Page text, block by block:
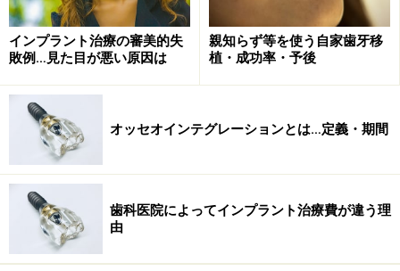
埋伏歯の抜歯とインプラント
インプラント治療の審美的失
敗例…見た目が悪い原因は
親知らず等を使う自家歯牙移
植・成功率・予後
オッセオインテグレーションとは…定義・期間
歯科医院によってインプラント治療費が違う理
由